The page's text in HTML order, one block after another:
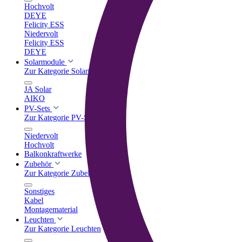
Hochvolt
DEYE
Felicity ESS
Niedervolt
Felicity ESS
DEYE
Solarmodule
Zur Kategorie Solarmodule
JA Solar
AIKO
PV-Sets
Zur Kategorie PV-Sets
Niedervolt
Hochvolt
Balkonkraftwerke
Zubehör
Zur Kategorie Zubehör
Sonstiges
Kabel
Montagematerial
Leuchten
Zur Kategorie Leuchten